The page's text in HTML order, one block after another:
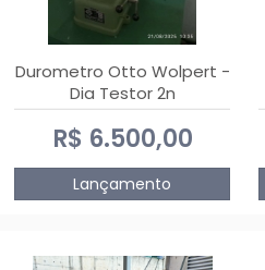
Durometro Otto Wolpert -
Dia Testor 2n
R$ 6.500,00
Lançamento